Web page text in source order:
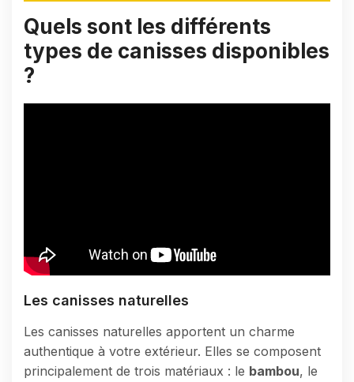
Quels sont les différents
types de canisses disponibles
?
Les canisses naturelles
Les canisses naturelles apportent un charme
authentique à votre extérieur. Elles se composent
principalement de trois matériaux : le bambou, le